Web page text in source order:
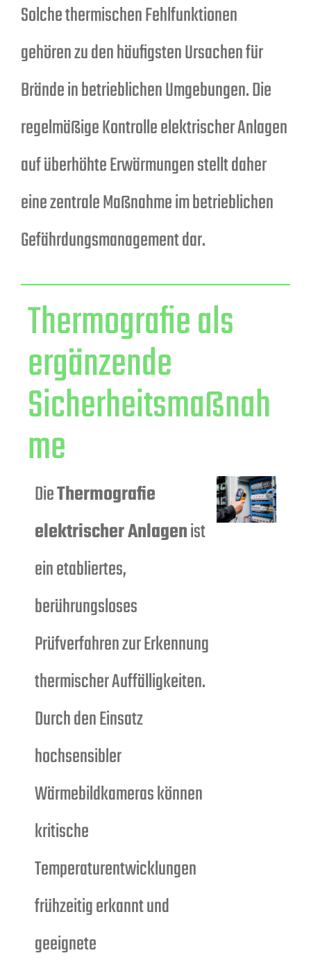
Solche thermischen Fehlfunktionen
gehören zu den häufigsten Ursachen für
Brände in betrieblichen Umgebungen. Die
regelmäßige Kontrolle elektrischer Anlagen
auf überhöhte Erwärmungen stellt daher
eine zentrale Maßnahme im betrieblichen
Gefährdungsmanagement dar.
Thermografie als
ergänzende
Sicherheitsmaßnah
me
DieThermografie
elektrischer Anlagenist
ein etabliertes,
berührungsloses
Prüfverfahren zur Erkennung
thermischer Auffälligkeiten.
Durch den Einsatz
hochsensibler
Wärmebildkameras können
kritische
Temperaturentwicklungen
frühzeitig erkannt und
geeignete